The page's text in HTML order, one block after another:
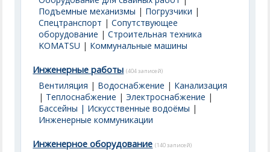
Подъемные механизмы | Погрузчики |
Спецтранспорт |Сопутствующее
оборудование |Строительная техника
KOMATSU | Коммунальные машины
Инженерные работы (404 записей)
Вентиляция | Водоснабжение | Канализация
| Теплоснабжение |Электроснабжение |
Бассейны | Искусственные водоёмы |
Инженерные коммуникации
Инженерное оборудование (140 записей)